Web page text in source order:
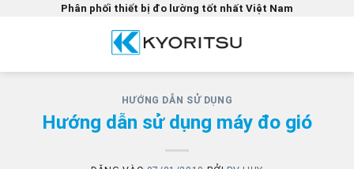
dung
Phân phối thiết bị đo lường tốt nhất Việt Nam
HƯỚNG DẪN SỬ DỤNG
Hướng dẫn sử dụng máy đo gió